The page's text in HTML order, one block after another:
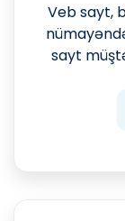
Veb sayt,
sayt